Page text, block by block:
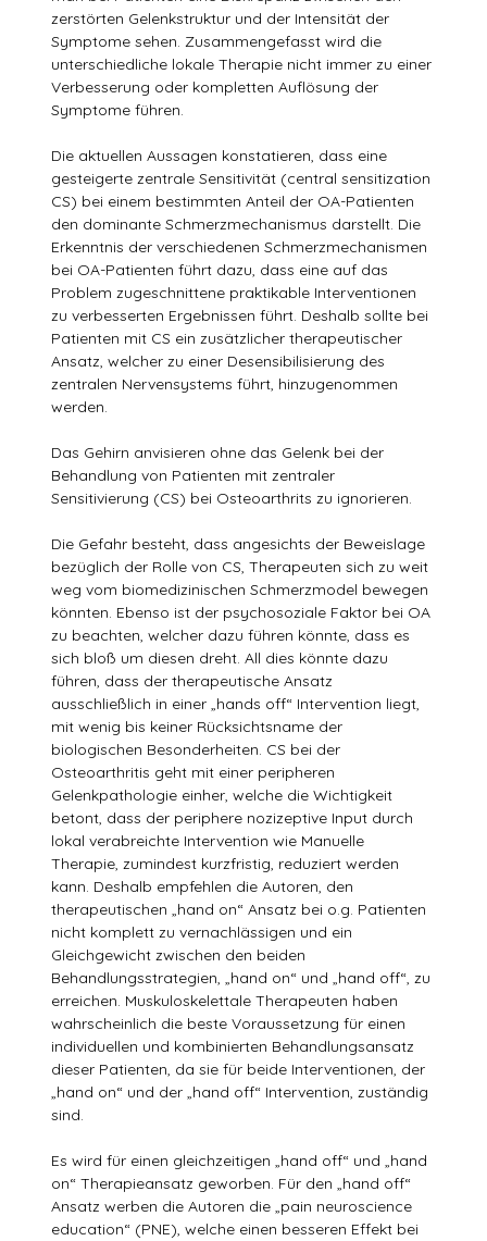
zerstörten Gelenkstruktur und der Intensität der
Symptome sehen. Zusammengefasst wird die
unterschiedliche lokale Therapie nicht immer zu einer
Verbesserung oder kompletten Auflösung der
Symptome führen.
Die aktuellen Aussagen konstatieren, dass eine
gesteigerte zentrale Sensitivität (central sensitization
CS) bei einem bestimmten Anteil der OA-Patienten
den dominante Schmerzmechanismus darstellt. Die
Erkenntnis der verschiedenen Schmerzmechanismen
bei OA-Patienten führt dazu, dass eine auf das
Problem zugeschnittene praktikable Interventionen
zu verbesserten Ergebnissen führt. Deshalb sollte bei
Patienten mit CS ein zusätzlicher therapeutischer
Ansatz, welcher zu einer Desensibilisierung des
zentralen Nervensystems führt, hinzugenommen
werden.
Das Gehirn anvisieren ohne das Gelenk bei der
Behandlung von Patienten mit zentraler
Sensitivierung (CS) bei Osteoarthrits zu ignorieren.
Die Gefahr besteht, dass angesichts der Beweislage
bezüglich der Rolle von CS, Therapeuten sich zu weit
weg vom biomedizinischen Schmerzmodel bewegen
könnten. Ebenso ist der psychosoziale Faktor bei OA
zu beachten, welcher dazu führen könnte, dass es
sich bloß um diesen dreht. All dies könnte dazu
führen, dass der therapeutische Ansatz
ausschließlich in einer „hands off“ Intervention liegt,
mit wenig bis keiner Rücksichtsname der
biologischen Besonderheiten. CS bei der
Osteoarthritis geht mit einer peripheren
Gelenkpathologie einher, welche die Wichtigkeit
betont, dass der periphere nozizeptive Input durch
lokal verabreichte Intervention wie Manuelle
Therapie, zumindest kurzfristig, reduziert werden
kann. Deshalb empfehlen die Autoren, den
therapeutischen „hand on“ Ansatz bei o.g. Patienten
nicht komplett zu vernachlässigen und ein
Gleichgewicht zwischen den beiden
Behandlungsstrategien, „hand on“ und „hand off“, zu
erreichen. Muskuloskelettale Therapeuten haben
wahrscheinlich die beste Voraussetzung für einen
individuellen und kombinierten Behandlungsansatz
dieser Patienten, da sie für beide Interventionen, der
„hand on“ und der „hand off“ Intervention, zuständig
sind.
Es wird für einen gleichzeitigen „hand off“ und „hand
on“ Therapieansatz geworben. Für den „hand off“
Ansatz werben die Autoren die „pain neuroscience
education“ (PNE), welche einen besseren Effekt bei